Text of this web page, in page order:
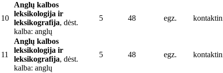
10
Anglų kalbos
leksikologija ir
leksikografija, dėst.
kalba: anglų
5 48 egz.
11
Anglų kalbos
leksikologija ir
leksikografija, dėst.
kalba: anglų
5 48 egz.